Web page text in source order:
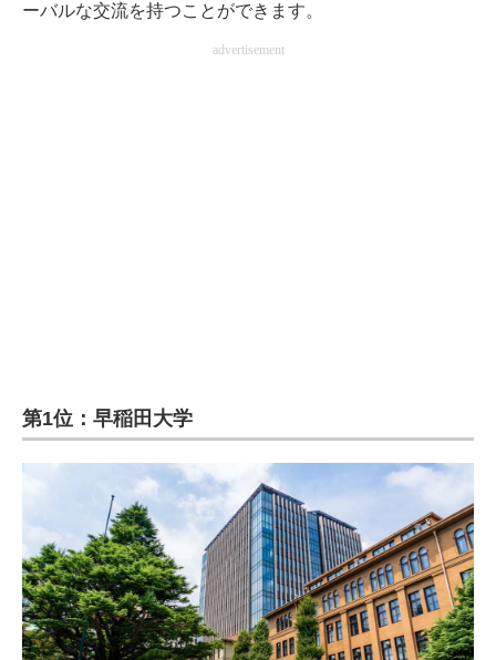
ーバルな交流を持つことができます。
advertisement
第1位：早稲田大学